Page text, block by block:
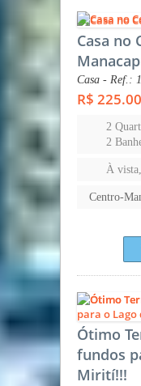
Casa no
Casa - Ref.:
R$
2
2
À
Centro-
Ótimo
fundos
Mirití!!!